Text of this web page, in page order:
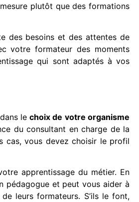
plutôt que des formations
des besoins et des attentes de
votre formateur des moments
qui sont adaptés à vos
lechoix de votre organisme
du consultant en charge de la
cas, vous devez choisir le profil
apprentissage du métier. En
pédagogue et peut vous aider à
leurs formateurs. S’ils le font,